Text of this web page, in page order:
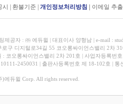
환불기준 개인정보처리방침 이메일 추
제공자 : ㈜ 에듀윌 | 대표이사 양형남 | e-mail :
로구 디지털로34길 55 코오롱싸이언스밸리 2차
: 코오롱싸이언스밸리 2차 201호 | 사업자등록번
2450031 | 출판사등록번호 제 18-102호 |
에듀윌 Corp. All rights reserved.